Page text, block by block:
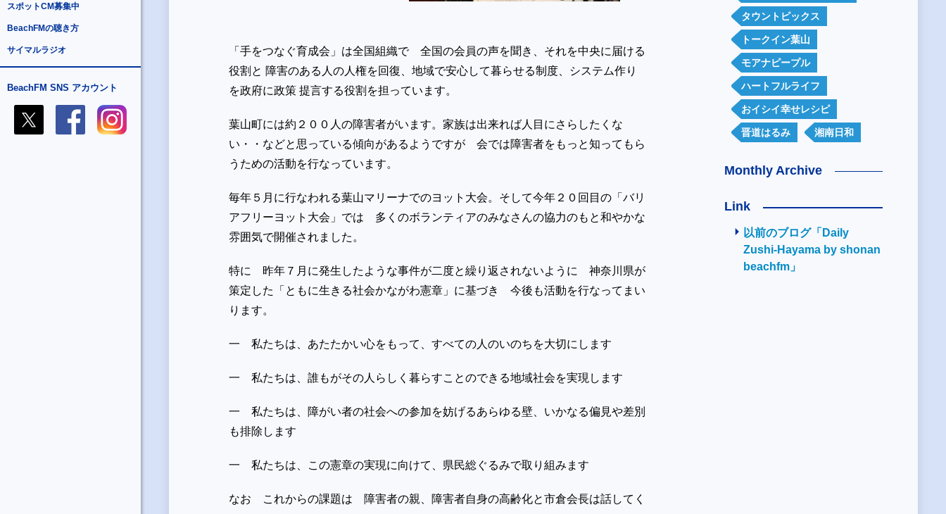
スポットCM募集中
BeachFMの聴き方
サイマルラジオ
BeachFM SNS アカウント
「手をつなぐ育成会」は全国組織で 全国の会員の声を聞き、それを中央に届ける
役割と 障害のある人の人権を回復、地域で安心して暮らせる制度、システム作り
を政府に政策 提言する役割を担っています。
葉山町には約２００人の障害者がいます。家族は出来れば人目にさらしたくな
い・・などと思っている傾向があるようですが 会では障害者をもっと知ってもら
うための活動を行なっています。
毎年５月に行なわれる葉山マリーナでのヨット大会。そして今年２０回目の「バリ
アフリーヨット大会」では 多くのボランティアのみなさんの協力のもと和やかな
雰囲気で開催されました。
特に 昨年７月に発生したような事件が二度と繰り返されないように 神奈川県が
策定した「ともに生きる社会かながわ憲章」に基づき 今後も活動を行なってまい
ります。
一 私たちは、あたたかい心をもって、すべての人のいのちを大切にします
一 私たちは、誰もがその人らしく暮らすことのできる地域社会を実現します
一 私たちは、障がい者の社会への参加を妨げるあらゆる壁、いかなる偏見や差別
も排除します
一 私たちは、この憲章の実現に向けて、県民総ぐるみで取り組みます
なお これからの課題は 障害者の親、障害者自身の高齢化と市倉会長は話してく
タウントピックス
トークイン葉山
モアナピープル
ハートフルライフ
おイシイ幸せレシピ
晋道はるみ 湘南日和
Monthly Archive
Link
以前のブログ「Daily
Zushi-Hayama by shonan
beachfm」